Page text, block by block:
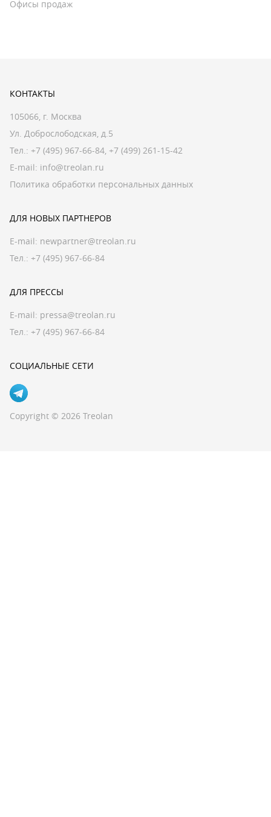
Офисы продаж
КОНТАКТЫ
105066, г. Москва
Ул. Доброслободская, д.5
Тел.: +7 (495) 967-66-84, +7 (499) 261-15-42
E-mail: info@treolan.ru
Политика обработки персональных данных
ДЛЯ НОВЫХ ПАРТНЕРОВ
E-mail: newpartner@treolan.ru
Тел.: +7 (495) 967-66-84
ДЛЯ ПРЕССЫ
E-mail: pressa@treolan.ru
Тел.: +7 (495) 967-66-84
СОЦИАЛЬНЫЕ СЕТИ
Copyright © 2026 Treolan